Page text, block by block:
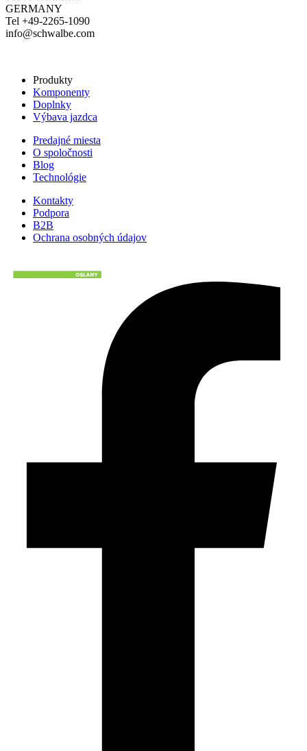
GERMANY
Tel +49-2265-1090
info@schwalbe.com
Produkty
Komponenty
Doplnky
Výbava jazdca
Predajné miesta
O spoločnosti
Blog
Technológie
Kontakty
Podpora
B2B
Ochrana osobných údajov